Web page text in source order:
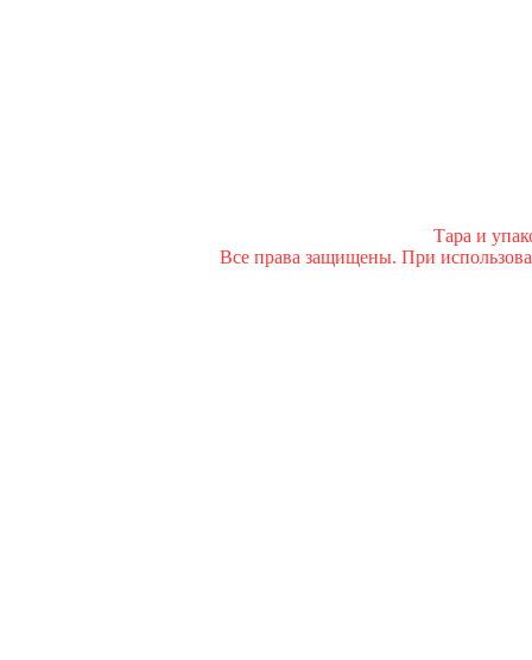
Тара и
Все права защищены. При